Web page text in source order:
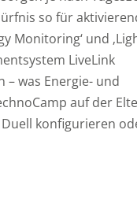
so für
Monitoring‘ und
LiveLink
was Energie- und
auf der
Duell konfigurieren